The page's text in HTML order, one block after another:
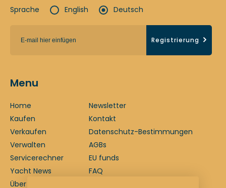
Sprache English Deutsch
Registrierung
Menu
Home
Kaufen
Verkaufen
Verwalten
Servicerechner
Yacht News
Über uns
Newsletter
Kontakt
Datenschutz-Bestimmungen
AGBs
EU funds
FAQ